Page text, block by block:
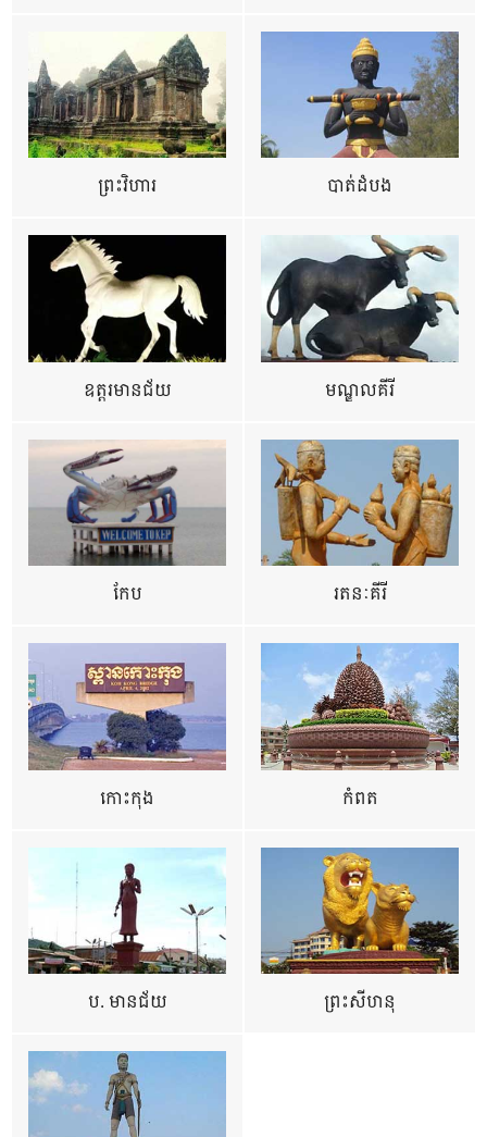
ព្រះវិហារ បាត់ដំបង
ឧត្ដរមានជ័យ មណ្ឌលគីរី
កែប រតនៈគីរី
កោះកុង កំពត
ប. មានជ័យ ព្រះសីហនុ